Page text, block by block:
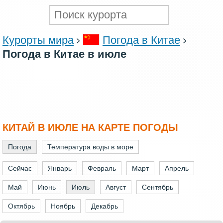
Курорты мира
Погода в Китае
Погода в Китае в июле
КИТАЙ В ИЮЛЕ НА КАРТЕ ПОГОДЫ
Погода Температура воды в море
Сейчас Январь Февраль Март Апрель
Май Июнь Июль Август Сентябрь
Октябрь Ноябрь Декабрь